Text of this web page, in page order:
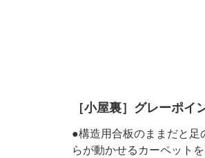
［小屋裏］グレーポイ
●構造用合板のままだと足
らが動かせるカーペット